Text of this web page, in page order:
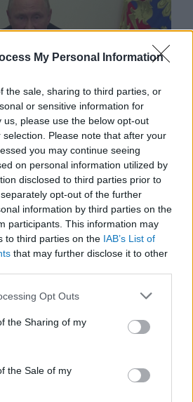
My Personal Information
the sale, sharing to third parties, or
or sensitive information for
please use the below opt-out
Please note that after your
you may continue seeing
on personal information utilized by
disclosed to third parties prior to
opt-out of the further
information by third parties on the
participants. This information may
to third parties on the IAB’s List of
that may further disclose it to other
app uses one or more Google
usage behaviour. You may click to
Google and its third-party tags to
specified purposes in below Google
Opt Outs
the Sharing of my
the Sale of my
ideológiája:
Putyin
DEC 07.
ismeri, hogy Oroszország
hagyományokkal bír,
át ezeknek a gyökerét.
küldetéstudat? Milyen
változott meg az orosz
Végül…